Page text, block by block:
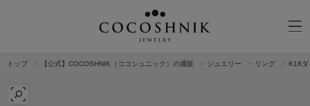
トップ 【公式】COCOSHNIK（ココシュニック）の通販 ジュエリー リング K18